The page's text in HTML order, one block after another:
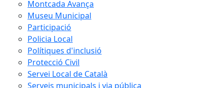
Montcada Avança
Museu Municipal
Participació
Policia Local
Polítiques d'inclusió
Protecció Civil
Servei Local de Català
Serveis municipals i via pública